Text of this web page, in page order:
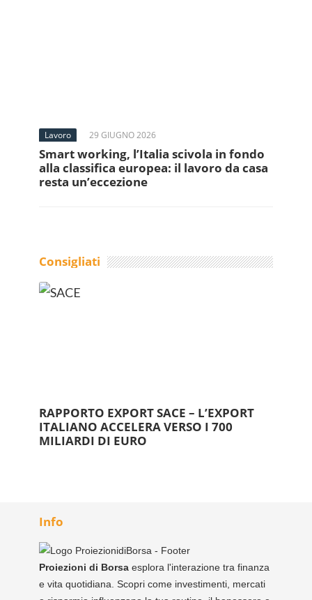
Lavoro 29 GIUGNO 2026
Smart working, l’Italia scivola in fondo
alla classifica europea: il lavoro da casa
resta un’eccezione
Consigliati
RAPPORTO EXPORT SACE – L’EXPORT
ITALIANO ACCELERA VERSO I 700
MILIARDI DI EURO
Info
Proiezioni di Borsa esplora l'interazione tra finanza
e vita quotidiana. Scopri come investimenti, mercati